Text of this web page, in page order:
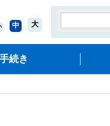
中 大
続き